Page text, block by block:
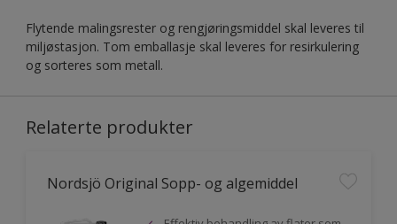
Flytende malingsrester og rengjøringsmiddel skal leveres til
miljøstasjon. Tom emballasje skal leveres for resirkulering
og sorteres som metall.
Relaterte produkter
Nordsjö Original Sopp- og algemiddel